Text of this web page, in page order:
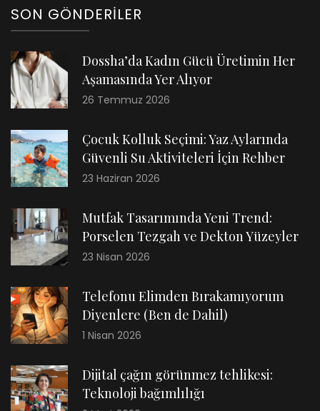
SON GÖNDERILER
Dossha’da Kadın Gücü Üretimin Her
Aşamasında Yer Alıyor
26 Temmuz 2026
Çocuk Kolluk Seçimi: Yaz Aylarında
Güvenli Su Aktiviteleri İçin Rehber
23 Haziran 2026
Mutfak Tasarımında Yeni Trend:
Porselen Tezgah ve Dekton Yüzeyler
23 Nisan 2026
Telefonu Elimden Bırakamıyorum
Diyenlere (Ben de Dahil)
1 Nisan 2026
Dijital çağın görünmez tehlikesi:
Teknoloji bağımlılığı